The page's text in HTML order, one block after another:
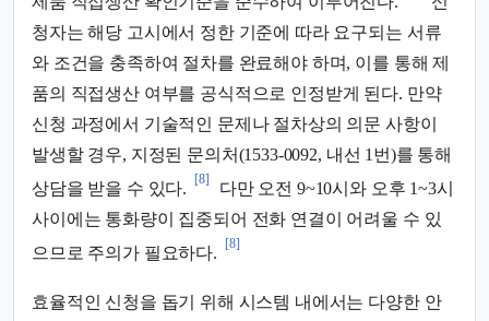
청자는 해당 고시에서 정한 기준에 따라 요구되는 서류
와 조건을 충족하여 절차를 완료해야 하며, 이를 통해 제
품의 직접생산 여부를 공식적으로 인정받게 된다. 만약
신청 과정에서 기술적인 문제나 절차상의 의문 사항이
발생할 경우, 지정된 문의처(1533-0092, 내선 1번)를 통해
상담을 받을 수 있다.
[8]
다만 오전 9~10시와 오후 1~3시
사이에는 통화량이 집중되어 전화 연결이 어려울 수 있
으므로 주의가 필요하다.
[8]
효율적인 신청을 돕기 위해 시스템 내에서는 다양한 안